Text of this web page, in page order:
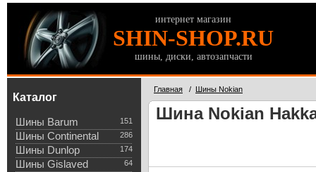
интернет магазин
SHIN-SHOP.RU
шины, диски, автозапчасти
Каталог
151
Шины Barum
286
Шины Continental
174
Шины Dunlop
64
Шины Gislaved
Главная / Шины Nokian
Шина Nokian